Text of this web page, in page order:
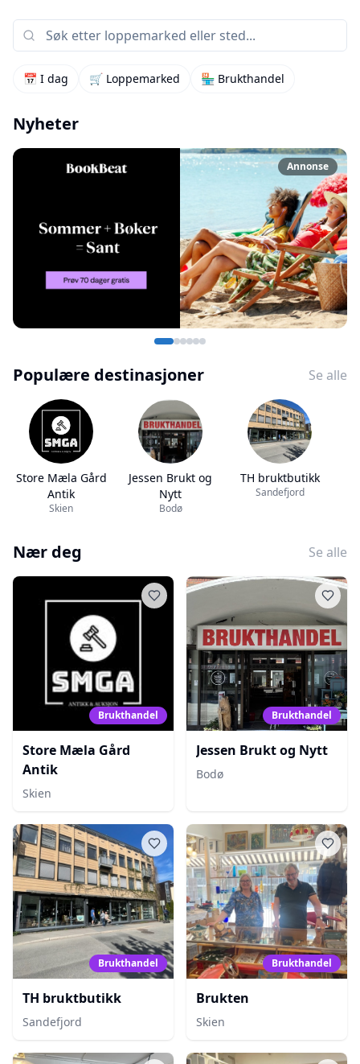
📅 I dag 🛒 Loppemarked 🏪 Brukthandel
Nyheter
Annonse
Populære destinasjoner Se alle
Store Mæla Gård
Antik
Skien
Jessen Brukt og
Nytt
Bodø
TH bruktbutikk
Sandefjord
Nær deg Se alle
Brukthandel
Store Mæla Gård
Antik
Skien
Brukthandel
Jessen Brukt og Nytt
Bodø
Brukthandel
TH bruktbutikk
Sandefjord
Brukthandel
Brukten
Skien